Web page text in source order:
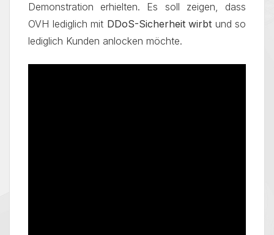
Demonstration erhielten. Es soll zeigen, dass
OVH lediglich mit DDoS-Sicherheit wirbt und so
lediglich Kunden anlocken möchte.